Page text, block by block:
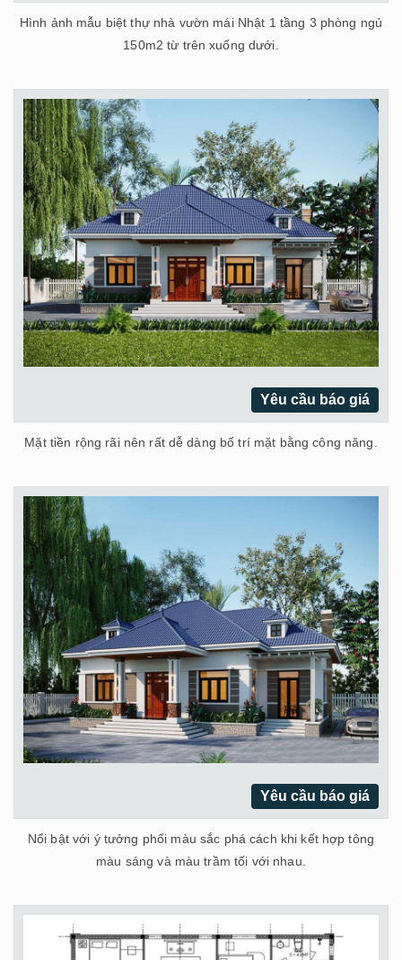
Hình ảnh mẫu biệt thự nhà vườn mái Nhật 1 tầng 3 phòng ngủ
150m2 từ trên xuống dưới.
Yêu cầu báo giá
Mặt tiền rộng rãi nên rất dễ dàng bố trí mặt bằng công năng.
Yêu cầu báo giá
Nổi bật với ý tưởng phối màu sắc phá cách khi kết hợp tông
màu sáng và màu trầm tối với nhau.